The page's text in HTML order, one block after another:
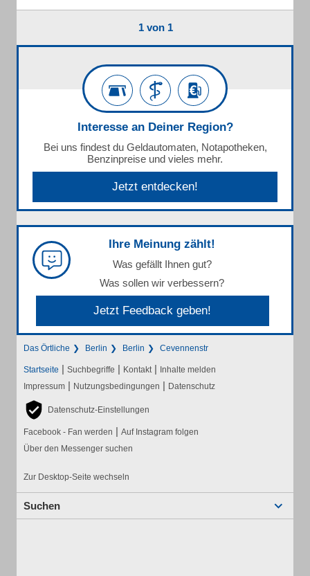
1 von 1
Interesse an Deiner Region?
Bei uns findest du Geldautomaten, Notapotheken,
Benzinpreise und vieles mehr.
Jetzt entdecken!
Ihre Meinung zählt!
Was gefällt Ihnen gut?
Was sollen wir verbessern?
Jetzt Feedback geben!
Das Örtliche Berlin Berlin Cevennenstr
Startseite | Suchbegriffe | Kontakt | Inhalte melden
Impressum | Nutzungsbedingungen | Datenschutz
Datenschutz-Einstellungen
Facebook - Fan werden | Auf Instagram folgen
Über den Messenger suchen
Zur Desktop-Seite wechseln
Suchen